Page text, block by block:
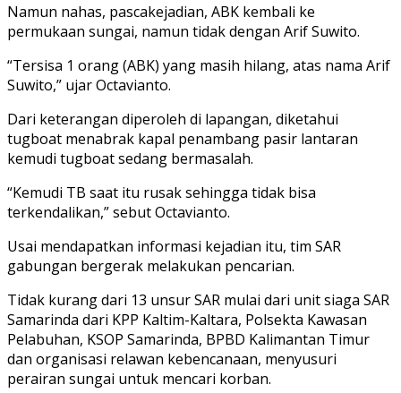
Namun nahas, pascakejadian, ABK kembali ke
permukaan sungai, namun tidak dengan Arif Suwito.
“Tersisa 1 orang (ABK) yang masih hilang, atas nama Arif
Suwito,” ujar Octavianto.
Dari keterangan diperoleh di lapangan, diketahui
tugboat menabrak kapal penambang pasir lantaran
kemudi tugboat sedang bermasalah.
“Kemudi TB saat itu rusak sehingga tidak bisa
terkendalikan,” sebut Octavianto.
Usai mendapatkan informasi kejadian itu, tim SAR
gabungan bergerak melakukan pencarian.
Tidak kurang dari 13 unsur SAR mulai dari unit siaga SAR
Samarinda dari KPP Kaltim-Kaltara, Polsekta Kawasan
Pelabuhan, KSOP Samarinda, BPBD Kalimantan Timur
dan organisasi relawan kebencanaan, menyusuri
perairan sungai untuk mencari korban.